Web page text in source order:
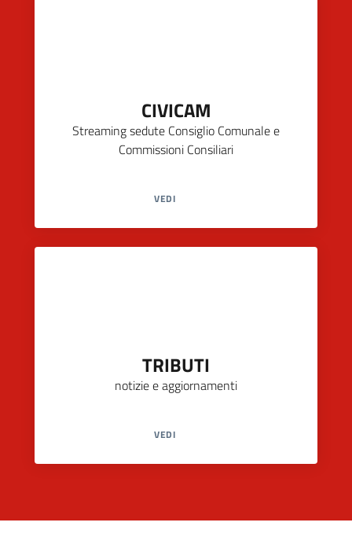
CIVICAM
Streaming sedute Consiglio Comunale e
Commissioni Consiliari
VEDI
TRIBUTI
notizie e aggiornamenti
VEDI